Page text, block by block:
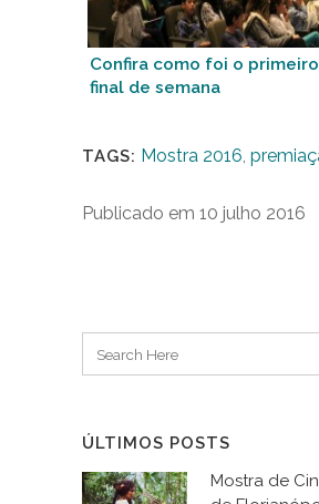
Confira como foi o primeiro
final de semana
TAGS: Mostra 2016,
Publicado em 10 julho 2016
ÚLTIMOS POSTS
Mostra de